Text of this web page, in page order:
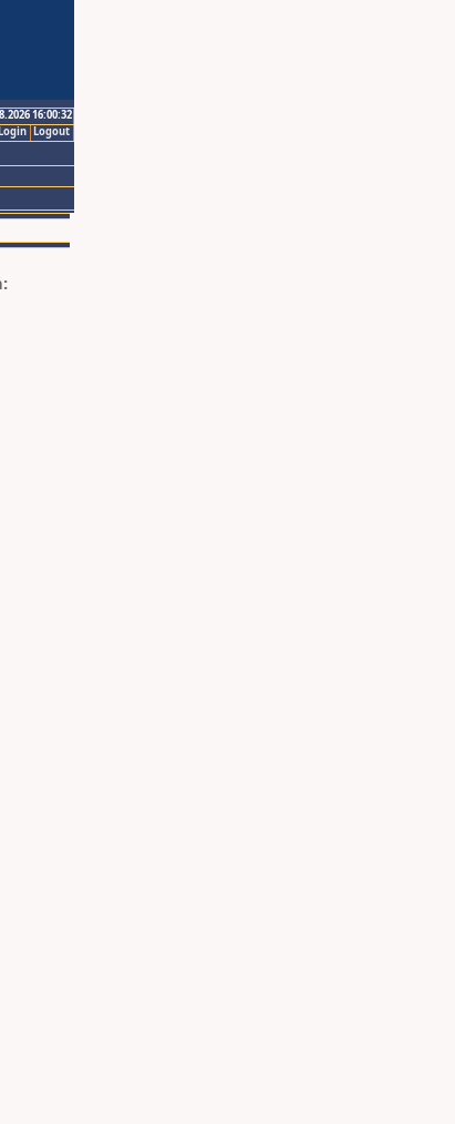
16:00:32
Logout